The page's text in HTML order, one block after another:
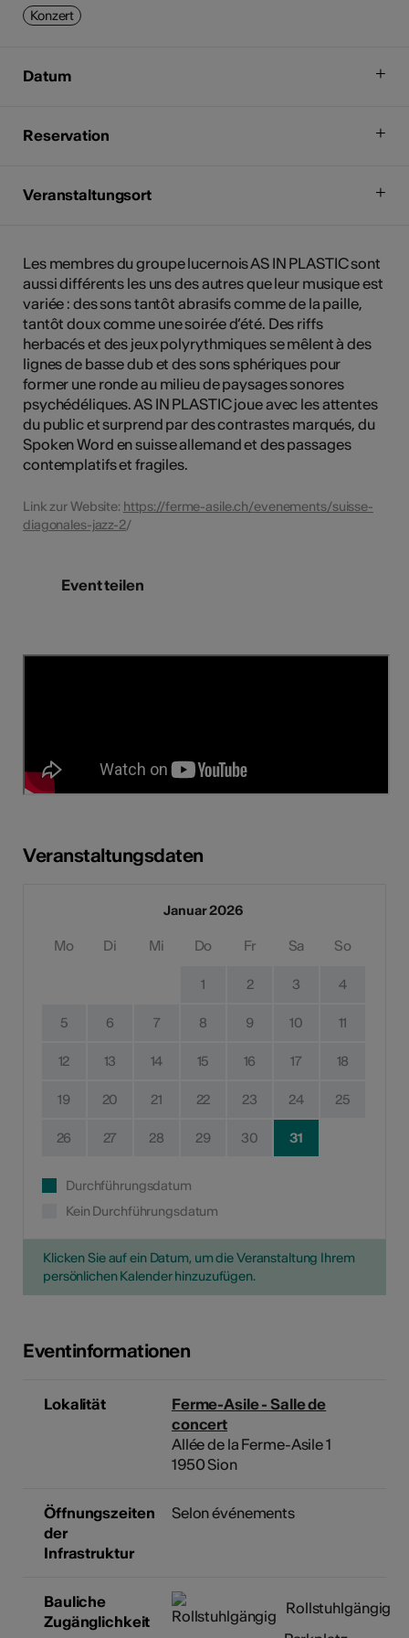
Konzert
Datum
Reservation
Veranstaltungsort
Les membres du groupe lucernois AS IN PLASTIC sont
aussi différents les uns des autres que leur musique est
variée : des sons tantôt abrasifs comme de la paille,
tantôt doux comme une soirée d’été. Des riffs
herbacés et des jeux polyrythmiques se mêlent à des
lignes de basse dub et des sons sphériques pour
former une ronde au milieu de paysages sonores
psychédéliques. AS IN PLASTIC joue avec les attentes
du public et surprend par des contrastes marqués, du
Spoken Word en suisse allemand et des passages
contemplatifs et fragiles.
Link zur Website: https://ferme-asile.ch/evenements/suisse-
diagonales-jazz-2/
Event teilen
Veranstaltungsdaten
Januar 2026
Mo Di Mi Do Fr Sa So
1 2 3 4
5 6 7 8 9 10 11
12 13 14 15 16 17 18
19 20 21 22 23 24 25
26 27 28 29 30 31
Durchführungsdatum
Kein Durchführungsdatum
Klicken Sie auf ein Datum, um die Veranstaltung Ihrem
persönlichen Kalender hinzuzufügen.
Eventinformationen
Lokalität
Ferme-Asile - Salle de
concert
Allée de la Ferme-Asile 1
1950 Sion
Öffnungszeiten
der
Infrastruktur
Selon événements
Bauliche
Zugänglichkeit
Rollstuhlgängig